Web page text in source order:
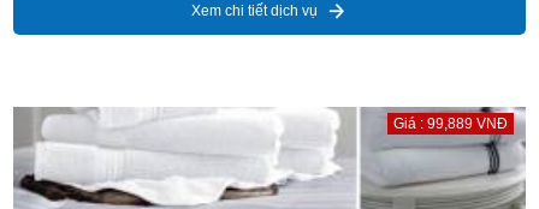
Xem chi tiết dịch vụ
Giá : 99,889 VNĐ